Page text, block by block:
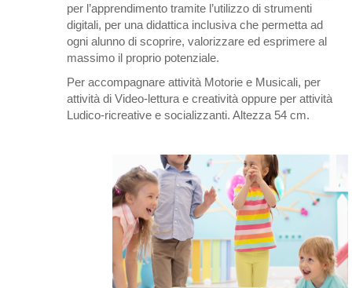
per l’apprendimento tramite l’utilizzo di strumenti
digitali, per una didattica inclusiva che permetta ad
ogni alunno di scoprire, valorizzare ed esprimere al
massimo il proprio potenziale.
Per accompagnare attività Motorie e Musicali, per
attività di Video-lettura e creatività oppure per attività
Ludico-ricreative e socializzanti. Altezza 54 cm.